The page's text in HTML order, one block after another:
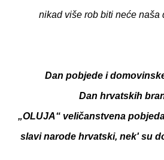
nikad više rob biti neće naša
Dan pobjede i
Dan hrvatskih
„OLUJA“ veličanstvena
slavi narode hrvatski, nek' su